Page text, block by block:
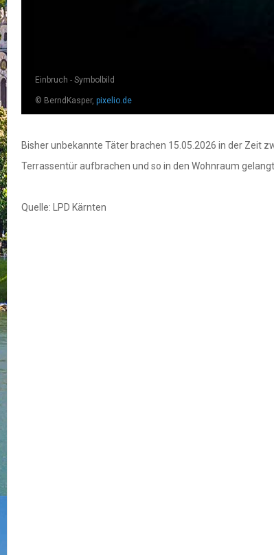
Einbruch - Symbolbild
© BerndKasper, pixelio.de
Bisher unbekannte Täter brachen 15.05.2026 in der Zeit
Terrassentür aufbrachen und so in den Wohnraum
Quelle: LPD Kärnten